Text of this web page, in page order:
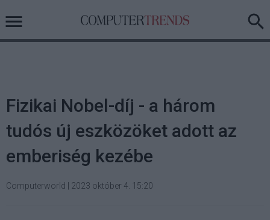
Fizikai Nobel-díj - a három
tudós új eszközöket adott az
emberiség kezébe
Computerworld 2023 október 4. 15:20